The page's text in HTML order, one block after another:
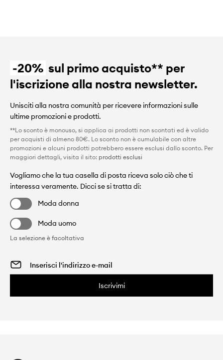
-20% sul primo acquisto** per
l'iscrizione alla nostra newsletter.
Unisciti alla nostra comunità per ricevere informazioni sulle
ultime promozioni e prodotti.
**Lo sconto è monouso, si applica ai prodotti non scontati ed è valido
per acquisti di almeno 80€. Lo sconto non è cumulabile con altre
promozioni e alcuni prodotti potrebbero essere esclusi dallo sconto. Per
maggiori dettagli, visita il sito: prodotti esclusi
Vogliamo che la tua casella di posta riceva solo ciò che ti
interessa veramente. Dicci se si tratta di:
Moda donna
Moda uomo
La selezione è facoltativa
Iscrivimi